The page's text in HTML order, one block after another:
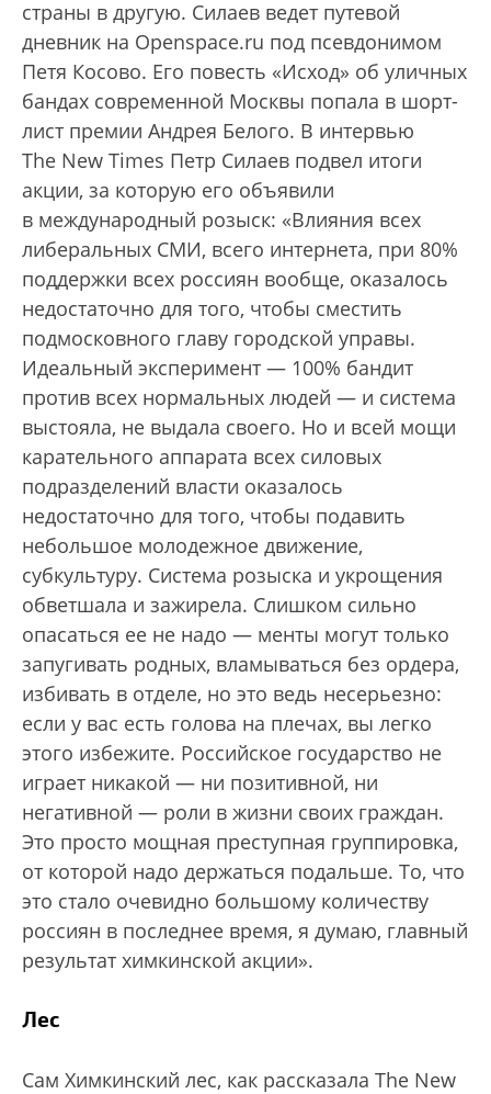
страны в другую. Силаев ведет путевой
дневник на Openspace.ru под псевдонимом
Петя Косово. Его повесть «Исход» об уличных
бандах современной Москвы попала в шорт-
лист премии Андрея Белого. В интервью
The New Times Петр Силаев подвел итоги
акции, за которую его объявили
в международный розыск: «Влияния всех
либеральных СМИ, всего интернета, при 80%
поддержки всех россиян вообще, оказалось
недостаточно для того, чтобы сместить
подмосковного главу городской управы.
Идеальный эксперимент — 100% бандит
против всех нормальных людей — и система
выстояла, не выдала своего. Но и всей мощи
карательного аппарата всех силовых
подразделений власти оказалось
недостаточно для того, чтобы подавить
небольшое молодежное движение,
субкультуру. Система розыска и укрощения
обветшала и зажирела. Слишком сильно
опасаться ее не надо — менты могут только
запугивать родных, вламываться без ордера,
избивать в отделе, но это ведь несерьезно:
если у вас есть голова на плечах, вы легко
этого избежите. Российское государство не
играет никакой — ни позитивной, ни
негативной — роли в жизни своих граждан.
Это просто мощная преступная группировка,
от которой надо держаться подальше. То, что
это стало очевидно большому количеству
россиян в последнее время, я думаю, главный
результат химкинской акции».
Лес
Сам Химкинский лес, как рассказала The New